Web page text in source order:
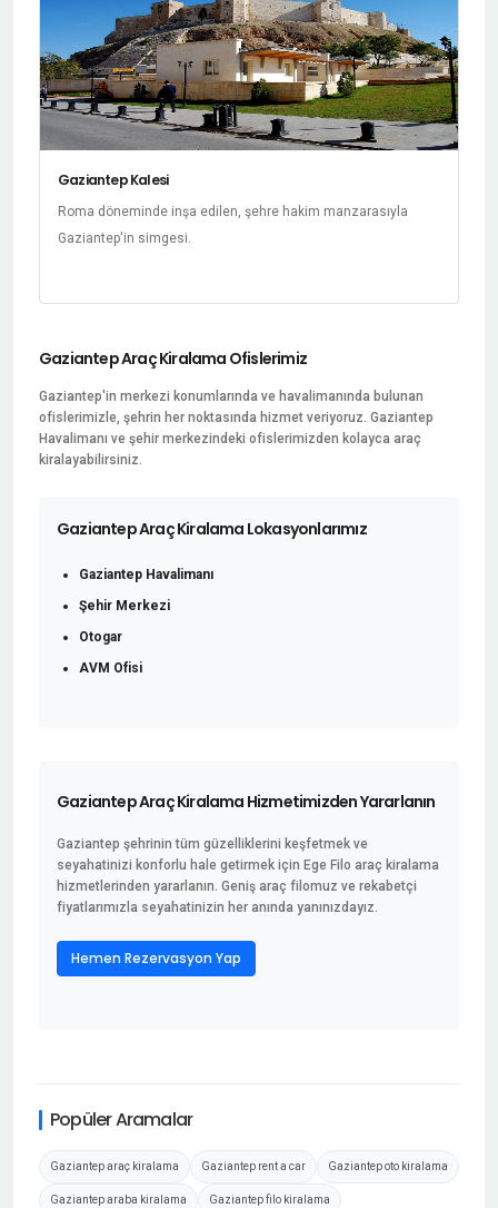
Gaziantep Kalesi
Roma döneminde inşa edilen, şehre hakim manzarasıyla
Gaziantep'in simgesi.
Gaziantep Araç Kiralama Ofislerimiz
Gaziantep'in merkezi konumlarında ve havalimanında bulunan
ofislerimizle, şehrin her noktasında hizmet veriyoruz. Gaziantep
Havalimanı ve şehir merkezindeki ofislerimizden kolayca araç
kiralayabilirsiniz.
Gaziantep Araç Kiralama Lokasyonlarımız
Gaziantep Havalimanı
Şehir Merkezi
Otogar
AVM Ofisi
Gaziantep Araç Kiralama Hizmetimizden Yararlanın
Gaziantep şehrinin tüm güzelliklerini keşfetmek ve
seyahatinizi konforlu hale getirmek için Ege Filo araç kiralama
hizmetlerinden yararlanın. Geniş araç filomuz ve rekabetçi
fiyatlarımızla seyahatinizin her anında yanınızdayız.
Hemen Rezervasyon Yap
Popüler Aramalar
Gaziantep araç kiralama Gaziantep rent a car Gaziantep oto kiralama
Gaziantep araba kiralama Gaziantep filo kiralama